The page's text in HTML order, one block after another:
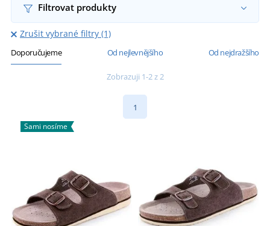
Filtrovat produkty
Zrušit vybrané filtry (1)
Doporučujeme Od nejlevnějšího Od nejdražšího
Zobrazuji 1-2 z 2
1
Sami nosíme